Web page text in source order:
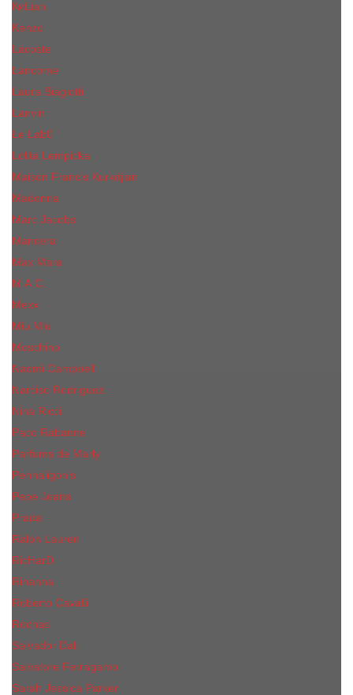
КиLian
Kenzo
Lacoste
Lancome
Laura Biagiotti
Lanvin
Lе Lab0
Lolita Lempicka
Maison Francis Kurkdjian
Madonna
Marc Jacobs
Mancera
Max Mara
M.А.C.
Mexx
Miu Miu
Mоsсhino
Naomi Campbell
Narciso Rodriguez
Nina Ricci
Paco Rabanne
Parfums de Marly
Penhaligon's
Pepe Jeans
Prada
Ralph Lauren
RicHarD
Rihanna
Roberto Cavalli
Rochas
Salvador Dali
Salvatore Ferragamo
Sarah Jessica Parker